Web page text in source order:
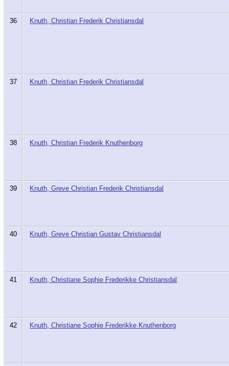
36 Knuth, Christian Frederik Christiansdal
37 Knuth, Christian Frederik Christiansdal
38 Knuth, Christian Frederik Knuthenborg
39 Knuth, Greve Christian Frederik Christiansdal
40 Knuth, Greve Christian Gustav Christiansdal
41 Knuth, Christiane Sophie Frederikke Christiansdal
42 Knuth, Christiane Sophie Frederikke Knuthenborg